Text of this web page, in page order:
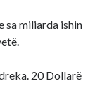
sa miliarda ishin
20 Dollarë